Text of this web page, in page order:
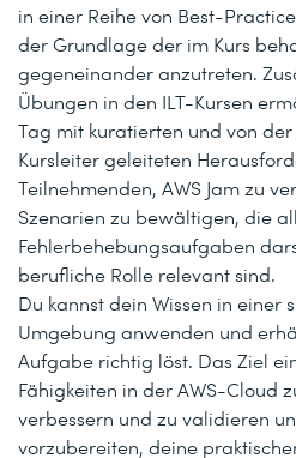
in einer Reihe von Best-
der Grundlage der im Kurs
gegeneinander anzutreten.
Übungen in den ILT-Kursen
Tag mit kuratierten und von
Kursleiter geleiteten
Teilnehmenden, AWS Jam zu
Szenarien zu bewältigen, die
Fehlerbehebungsaufgaben
berufliche Rolle relevant sind.
Du kannst dein Wissen in einer
Umgebung anwenden und
Aufgabe richtig löst. Das Ziel
Fähigkeiten in der AWS-Cloud
verbessern und zu validieren
vorzubereiten, deine